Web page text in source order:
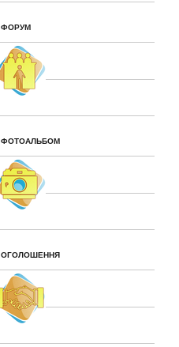
ФОРУМ
ФОТОАЛЬБОМ
ОГОЛОШЕННЯ